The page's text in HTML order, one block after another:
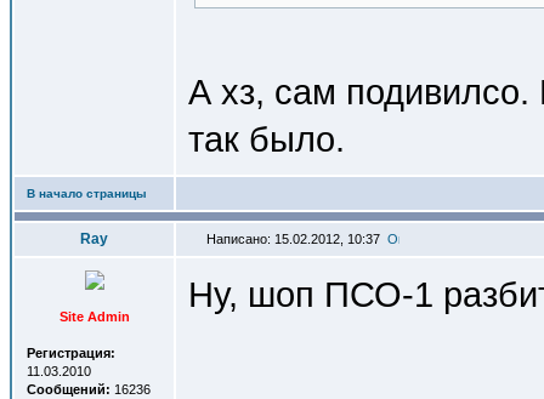
А хз, сам
так было.
В начало страницы
Ray Написано: 15.02.2012, 10:37
Site Admin
Регистрация:
11.03.2010
Сообщений: 16236
Ну, шоп ПСО-1